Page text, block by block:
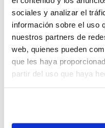
sociales y analizar el
información sobre el uso
nuestros partners de
web, quienes pueden
que les haya
partir del uso que haya
Local de Llíria de la
de la Comunidad
han presentado el
que el próximo viernes
"Muévete por la Vida"
de l'Arc de Llíria a
El encuentro se
un interesante duelo a